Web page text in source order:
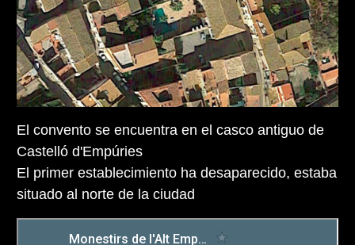
El convento se encuentra en el casco antiguo de
Castelló d'Empúries
El primer establecimiento ha desaparecido, estaba
situado al norte de la ciudad